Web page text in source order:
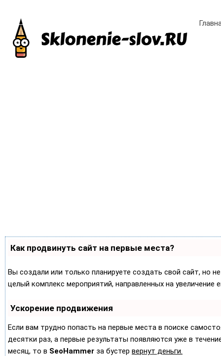
Как продвинуть сайт на первые места?
Вы создали или только планируете создать свой сайт, но
целый комплекс мероприятий, направленных на
Ускорение продвижения
Если вам трудно попасть на первые места в поиске
десятки раз, а первые результаты появляются уже в
месяц, то в SeoHammer за бустер вернут деньги.